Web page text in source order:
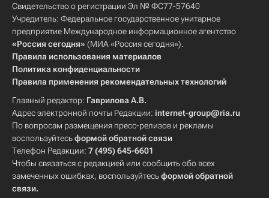
Свидетельство о регистрации Эл № ФС77-57640
Учредитель: Федеральное государственное унитарное
предприятие Международное информационное агентство
«Россия сегодня» (МИА «Россия сегодня»).
Правила использования материалов
Политика конфиденциальности
Правила применения рекомендательных технологий
Главный редактор: Гаврилова А.В.
Адрес электронной почты Редакции: internet-group@ria.ru
По вопросам размещения пресс-релизов и рекламы
воспользуйтесьформой обратной связи
Телефон Редакции: 7 (495) 645-6601
Чтобы связаться с редакцией или сообщить обо всех
замеченных ошибках, воспользуйтесьформой обратной
связи.